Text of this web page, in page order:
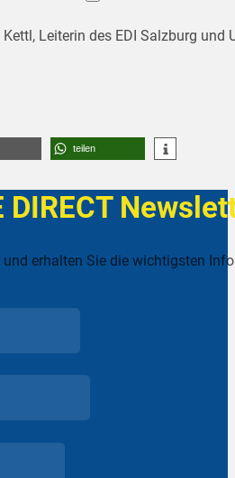
Leiterin des EDI Salzburg
teilen
DIRECT
erhalten Sie die wichtigsten